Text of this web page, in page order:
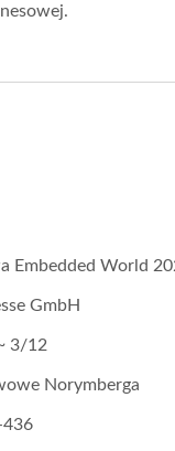
Embedded World
GmbH
3/12
Norymberga
436